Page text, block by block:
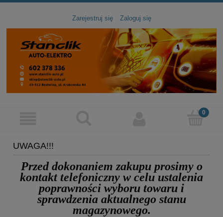
Zarejestruj się Zaloguj się
UWAGA!!!
Przed dokonaniem zakupu prosimy o
kontakt telefoniczny w celu ustalenia
poprawności wyboru towaru i
sprawdzenia aktualnego stanu
magazynowego.